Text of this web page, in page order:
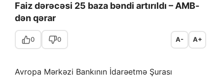
Faiz dərəcəsi 25 baza bəndi artırıldı – AMB-
dən qərar
0 0 A- A+
Avropa Mərkəzi Bankının İdarəetmə Şurası